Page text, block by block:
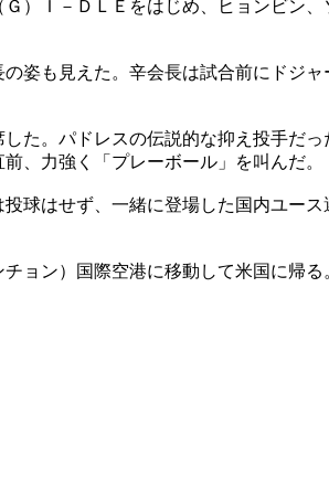
）Ｉ－ＤＬＥをはじめ、ヒョンビン、
姿も見えた。辛会長は試合前にドジ
た。パドレスの伝説的な抑え投手だ
、力強く「プレーボール」を叫んだ。
球はせず、一緒に登場した国内ユー
ョン）国際空港に移動して米国に帰る